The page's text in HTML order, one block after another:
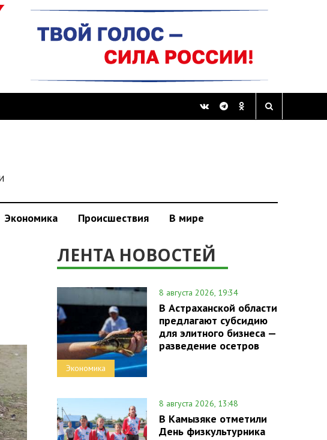
Экономика Происшествия В мире
ЛЕНТА НОВОСТЕЙ
Экономика
8 августа 2026, 19:34
В Астраханской области
предлагают субсидию
для элитного бизнеса —
разведение осетров
8 августа 2026, 13:48
В Камызяке отметили
День физкультурника